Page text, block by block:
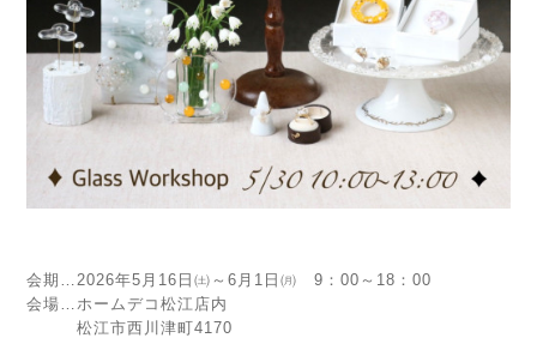
会期…2026年5月16日㈯～6月1日㈪ 9：00～18：00
会場…ホームデコ松江店内
松江市西川津町4170